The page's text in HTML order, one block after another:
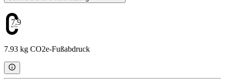
7.93
7.93 kg CO2e-Fußabdruck